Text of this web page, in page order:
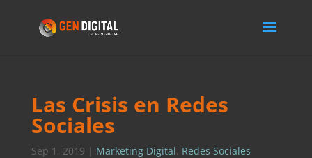
Las Crisis en Redes
Sociales
Sep 1, 2019 | Marketing Digital, Redes Sociales